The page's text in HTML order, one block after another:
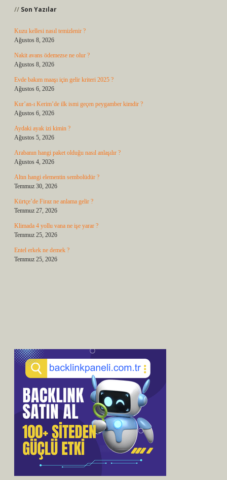
Son Yazılar
Kuzu kellesi nasıl temizlenir ?
Ağustos 8, 2026
Nakit avans ödemezse ne olur ?
Ağustos 8, 2026
Evde bakım maaşı için gelir kriteri 2025 ?
Ağustos 6, 2026
Kur’an-ı Kerim’de ilk ismi geçen peygamber kimdir ?
Ağustos 6, 2026
Aydaki ayak izi kimin ?
Ağustos 5, 2026
Arabanın hangi paket olduğu nasıl anlaşılır ?
Ağustos 4, 2026
Altın hangi elementin sembolüdür ?
Temmuz 30, 2026
Kürtçe’de Firaz ne anlama gelir ?
Temmuz 27, 2026
Klimada 4 yollu vana ne işe yarar ?
Temmuz 25, 2026
Entel erkek ne demek ?
Temmuz 25, 2026